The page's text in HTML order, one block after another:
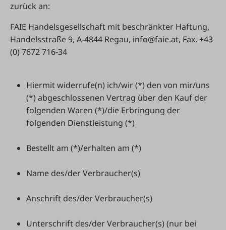
zurück an:
FAIE Handelsgesellschaft mit beschränkter Haftung,
Handelsstraße 9, A-4844 Regau, info@faie.at, Fax. +43
(0) 7672 716-34
Hiermit widerrufe(n) ich/wir (*) den von mir/uns
(*) abgeschlossenen Vertrag über den Kauf der
folgenden Waren (*)/die Erbringung der
folgenden Dienstleistung (*)
Bestellt am (*)/erhalten am (*)
Name des/der Verbraucher(s)
Anschrift des/der Verbraucher(s)
Unterschrift des/der Verbraucher(s) (nur bei